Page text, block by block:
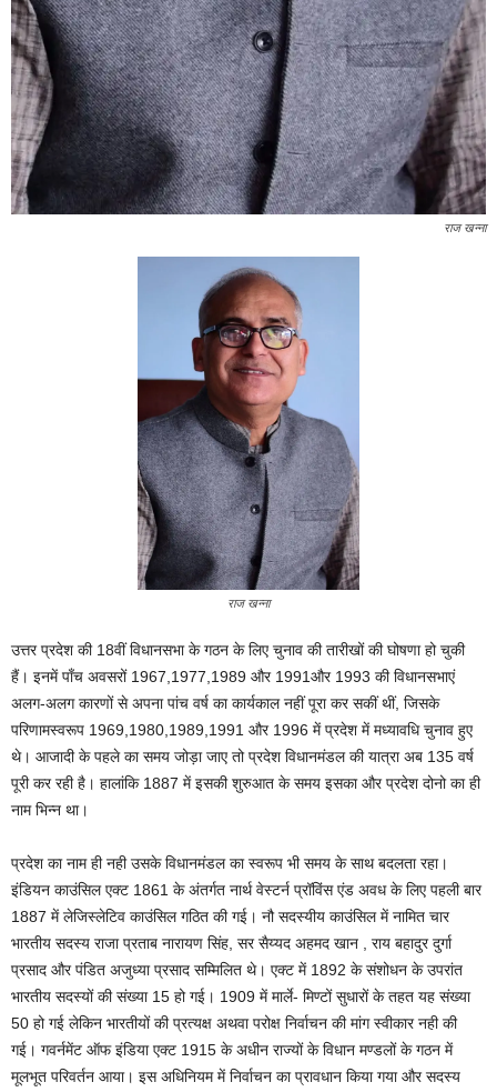
राज खन्ना
राज खन्ना
उत्तर प्रदेश की 18वीं विधानसभा के गठन के लिए चुनाव की तारीखों की घोषणा हो चुकी
हैं। इनमें पाँच अवसरों 1967,1977,1989 और 1991और 1993 की विधानसभाएं
अलग-अलग कारणों से अपना पांच वर्ष का कार्यकाल नहीं पूरा कर सकीं थीं, जिसके
परिणामस्वरूप 1969,1980,1989,1991 और 1996 में प्रदेश में मध्यावधि चुनाव हुए
थे। आजादी के पहले का समय जोड़ा जाए तो प्रदेश विधानमंडल की यात्रा अब 135 वर्ष
पूरी कर रही है। हालांकि 1887 में इसकी शुरुआत के समय इसका और प्रदेश दोनो का ही
नाम भिन्न था।
प्रदेश का नाम ही नही उसके विधानमंडल का स्वरूप भी समय के साथ बदलता रहा।
इंडियन काउंसिल एक्ट 1861 के अंतर्गत नार्थ वेस्टर्न प्रॉविंस एंड अवध के लिए पहली बार
1887 में लेजिस्लेटिव काउंसिल गठित की गई। नौ सदस्यीय काउंसिल में नामित चार
भारतीय सदस्य राजा प्रताब नारायण सिंह, सर सैय्यद अहमद खान , राय बहादुर दुर्गा
प्रसाद और पंडित अजुध्या प्रसाद सम्मिलित थे। एक्ट में 1892 के संशोधन के उपरांत
भारतीय सदस्यों की संख्या 15 हो गई। 1909 में मार्ले- मिण्टों सुधारों के तहत यह संख्या
50 हो गई लेकिन भारतीयों की प्रत्यक्ष अथवा परोक्ष निर्वाचन की मांग स्वीकार नही की
गई। गवर्नमेंट ऑफ इंडिया एक्ट 1915 के अधीन राज्यों के विधान मण्डलों के गठन में
मूलभूत परिवर्तन आया। इस अधिनियम में निर्वाचन का प्रावधान किया गया और सदस्य